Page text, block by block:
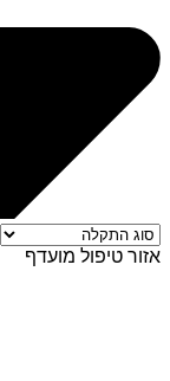
אזור טיפול מועדף